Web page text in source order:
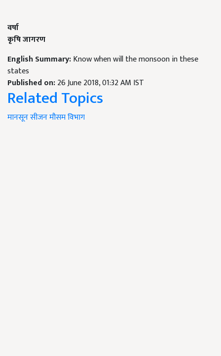
वर्षा
कृषि जागरण
English Summary:Know when will the monsoon in these
states
Published on:26 June 2018, 01:32 AM IST
Related Topics
मानसूनसीजनमौसम विभाग